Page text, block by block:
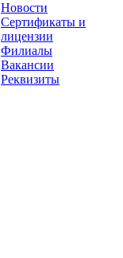
Новости
Сертификаты и
лицензии
Филиалы
Вакансии
Реквизиты